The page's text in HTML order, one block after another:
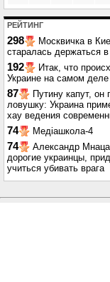
РЕЙТИНГ
298
Москвичка в
старалась держаться
192
Итак, что
Украине на самом деле
87
Путину капут, он
ловушку: Украина
хау ведения
74 Медіашкола-4
74
Александр
дорогие украинцы,
учиться убивать врага